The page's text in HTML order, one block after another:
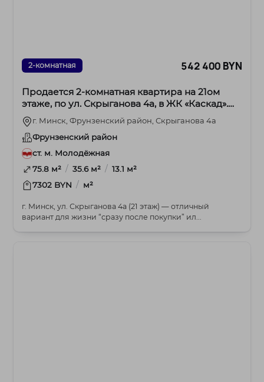
2-комнатная 542 400 BYN
Продается 2-комнатная квартира на 21ом
этаже, по ул. Скрыганова 4а, в ЖК «Каскад».
Метро Молодежная.
г. Минск, Фрунзенский район, Скрыганова 4а
Фрунзенский район
ст. м. Молодёжная
75.8 м² / 35.6 м² / 13.1 м²
7302 BYN / м²
г. Минск, ул. Скрыганова 4а (21 этаж) — отличный
вариант для жизни “сразу после покупки” ил...